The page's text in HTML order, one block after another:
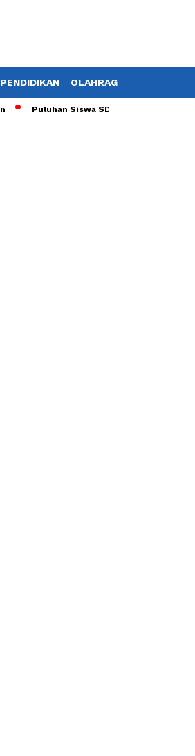
PENDIDIKAN OLAHRAGA
Puluhan Siswa SDN 01 Ciherang